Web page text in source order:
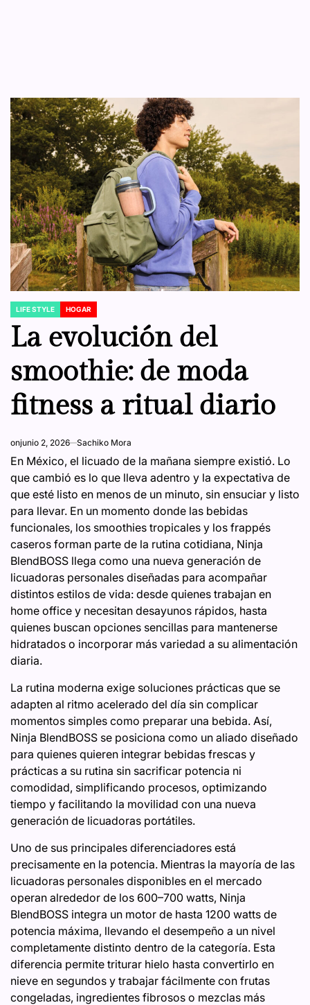
POSTED
IN
LIFE STYLE HOGAR
La evolución del
smoothie: de moda
fitness a ritual diario
onjunio 2, 2026 Sachiko Mora
En México, el licuado de la mañana siempre existió. Lo
que cambió es lo que lleva adentro y la expectativa de
que esté listo en menos de un minuto, sin ensuciar y listo
para llevar. En un momento donde las bebidas
funcionales, los smoothies tropicales y los frappés
caseros forman parte de la rutina cotidiana, Ninja
BlendBOSS llega como una nueva generación de
licuadoras personales diseñadas para acompañar
distintos estilos de vida: desde quienes trabajan en
home office y necesitan desayunos rápidos, hasta
quienes buscan opciones sencillas para mantenerse
hidratados o incorporar más variedad a su alimentación
diaria.
La rutina moderna exige soluciones prácticas que se
adapten al ritmo acelerado del día sin complicar
momentos simples como preparar una bebida. Así,
Ninja BlendBOSS se posiciona como un aliado diseñado
para quienes quieren integrar bebidas frescas y
prácticas a su rutina sin sacrificar potencia ni
comodidad, simplificando procesos, optimizando
tiempo y facilitando la movilidad con una nueva
generación de licuadoras portátiles.
Uno de sus principales diferenciadores está
precisamente en la potencia. Mientras la mayoría de las
licuadoras personales disponibles en el mercado
operan alrededor de los 600–700 watts, Ninja
BlendBOSS integra un motor de hasta 1200 watts de
potencia máxima, llevando el desempeño a un nivel
completamente distinto dentro de la categoría. Esta
diferencia permite triturar hielo hasta convertirlo en
nieve en segundos y trabajar fácilmente con frutas
congeladas, ingredientes fibrosos o mezclas más